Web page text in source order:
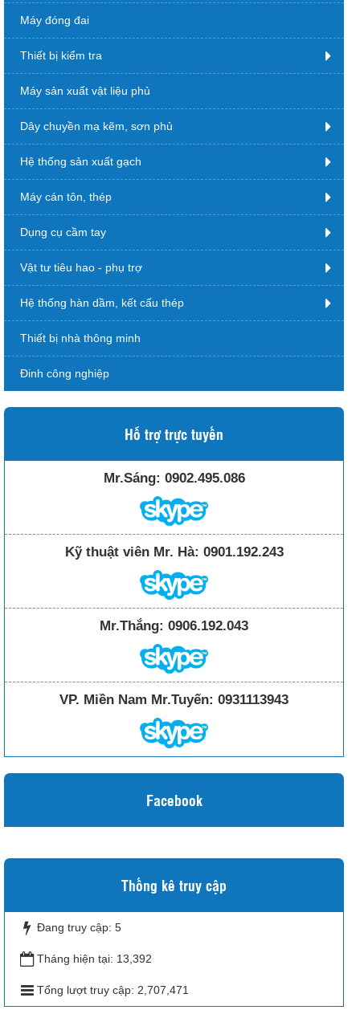
Máy đóng đai
Thiết bị kiểm tra
Máy sản xuất vật liệu phủ
Dây chuyền mạ kẽm, sơn phủ
Hệ thống sản xuất gạch
Máy cán tôn, thép
Dụng cụ cầm tay
Vật tư tiêu hao - phụ trợ
Hệ thống hàn dầm, kết cấu thép
Thiết bị nhà thông minh
Đinh công nghiệp
Hỗ trợ trực tuyến
Mr.Sáng: 0902.495.086
Kỹ thuật viên Mr. Hà: 0901.192.243
Mr.Thắng: 0906.192.043
VP. Miền Nam Mr.Tuyến: 0931113943
Facebook
Thống kê truy cập
Đang truy cập: 5
Tháng hiện tại: 13,392
Tổng lượt truy cập: 2,707,471